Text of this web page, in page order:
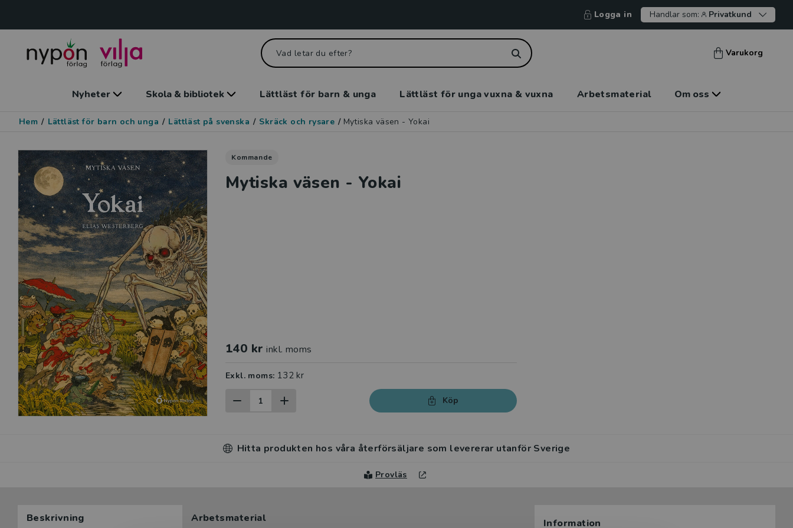
Logga in Handlar som: Privatkund
Varukorg
Nyheter Skola & bibliotek Lättläst för barn & unga Lättläst för unga vuxna & vuxna Arbetsmaterial Om oss
Hem / Lättläst för barn och unga / Lättläst på svenska / Skräck och rysare / Mytiska väsen - Yokai
Kommande
Mytiska väsen - Yokai
140 kr inkl. moms
Exkl. moms: 132 kr
Köp
Hitta produkten hos våra återförsäljare som levererar utanför Sverige
Provläs
Beskrivning Arbetsmaterial Information